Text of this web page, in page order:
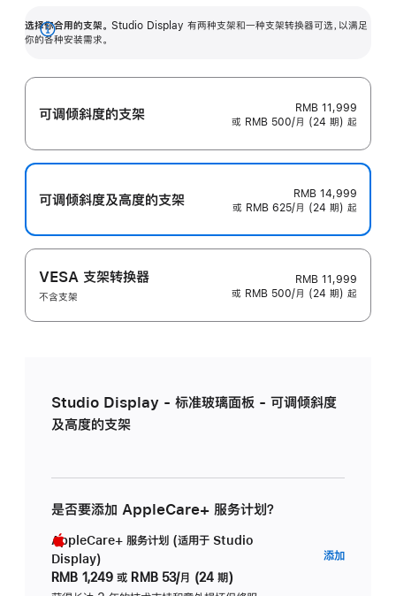
选择你合用的支架。 Studio Display 有两种支架和一种支架转换器可选，以满足
你的各种安装需求。
展
可调倾斜度的支架
RMB 11,999
或 RMB 500/月 (24 期) 起
可调倾斜度及高‍度的支‍架
RMB 14,999
或 RMB 625/月 (24 期) 起
VESA 支架转换器
不含支架
RMB 11,999
或 RMB 500/月 (24 期) 起
Studio Display - 标准玻璃面板 - 可调倾斜度
及高度的支架
是否要添加 AppleCare+ 服务计划？
AppleCare+ 服务计划 (适用于 Studio
Display)
RMB 1,249 或 RMB 53/月 (24 期)
添加